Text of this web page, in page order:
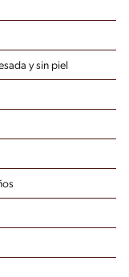
y sin piel